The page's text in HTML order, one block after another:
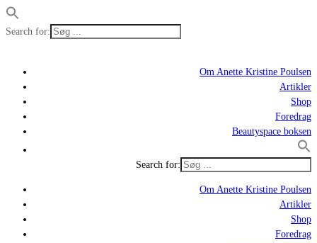
Search for:
Om Anette Kristine Poulsen
Artikler
Shop
Foredrag
Beautyspace boksen
Search for:
Om Anette Kristine Poulsen
Artikler
Shop
Foredrag